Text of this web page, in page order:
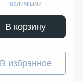
наличными
В корзину
В избранное